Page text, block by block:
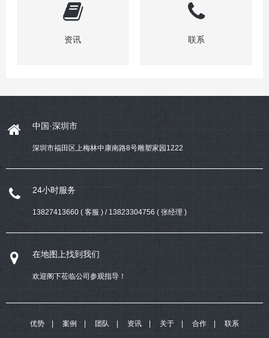
资讯 联系
中国·深圳市
深圳市福田区上梅林中康南路8号雕塑家园1222
24小时服务
13827413660 ( 客服 ) / 13823304756 ( 张经理 )
在地图上找到我们
欢迎阁下莅临公司参观指导！
优势 案例 团队 资讯 关于 合作 联系